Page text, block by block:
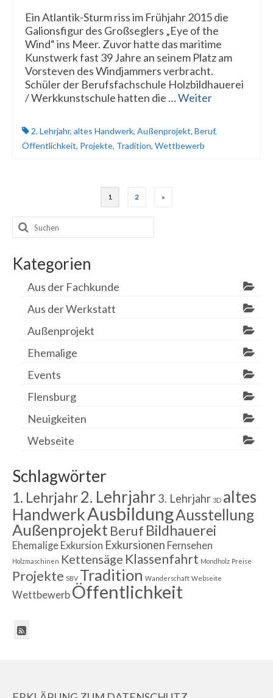
Ein Atlantik-Sturm riss im Frühjahr 2015 die
Galionsfigur des Großseglers „Eye of the
Wind“ ins Meer. Zuvor hatte das maritime
Kunstwerk fast 39 Jahre an seinem Platz am
Vorsteven des Windjammers verbracht.
Schüler der Berufsfachschule Holzbildhauerei
/ Werkkunstschule hatten die …Weiter
2. Lehrjahr, altes Handwerk, Außenprojekt, Beruf,
Öffentlichkeit, Projekte, Tradition, Wettbewerb
Seitennummerierung
der
Beiträge
1 2 »
Suchen
nach:
Kategorien
Aus der Fachkunde
Aus der Werkstatt
Außenprojekt
Ehemalige
Events
Flensburg
Neuigkeiten
Webseite
Schlagwörter
1. Lehrjahr2. Lehrjahr 3. Lehrjahr 3D altes
HandwerkAusbildungAusstellung
Außenprojekt Beruf Bildhauerei
Ehemalige Exkursion Exkursionen Fernsehen
Holzmaschinen Kettensäge Klassenfahrt Mondholz Preise
Projekte SBV Tradition Wanderschaft Webseite
Wettbewerb Öffentlichkeit